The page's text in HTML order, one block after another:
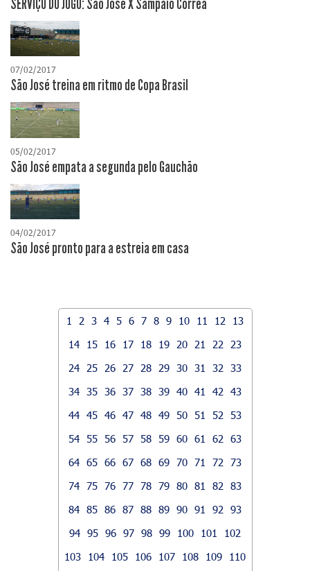
SERVIÇO DO JOGO: São José X Sampaio Corrêa
07/02/2017
São José treina em ritmo de Copa Brasil
05/02/2017
São José empata a segunda pelo Gauchão
04/02/2017
São José pronto para a estreia em casa
1 2 3 4 5 6 7 8 9 10 11 12
13
14
15 16 17 18 19 20 21 22
23
24
25 26 27 28 29 30 31 32
33
34 35 36 37 38 39 40 41 42
43
44 45 46 47 48 49 50 51 52
53
54 55 56 57 58 59 60 61 62
63
64 65 66 67 68 69 70 71 72
73
74 75 76 77 78 79 80 81 82
83
84 85 86 87 88 89 90 91 92
93
94 95 96 97 98 99 100 101
102
103
104 105 106 107 108 109
110